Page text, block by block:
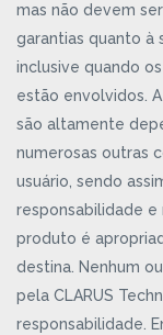
mas não devem
garantias quanto à
inclusive quando
estão envolvidos.
são altamente
numerosas outras
usuário, sendo
responsabilidade
produto é
destina. Nenhum
pela CLARUS
responsabilidade.